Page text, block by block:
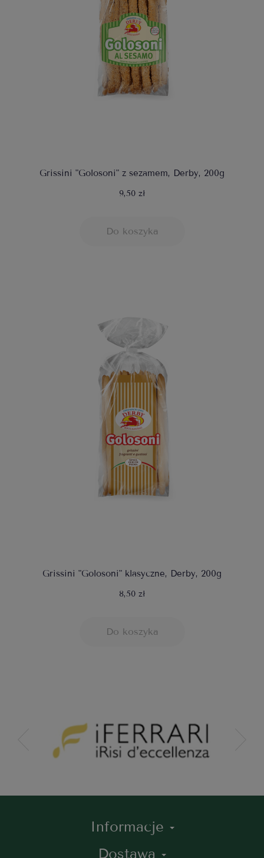
Grissini "Golosoni" z sezamem, Derby, 200g
9,50 zł
Do koszyka
Grissini "Golosoni" klasyczne, Derby, 200g
8,50 zł
Do koszyka
Informacje
Dostawa